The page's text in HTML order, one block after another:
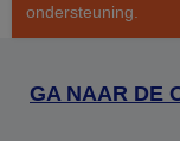
ondersteuning.
GA NAAR DE